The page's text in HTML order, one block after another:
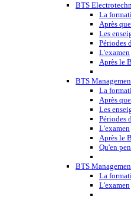
BTS
La
Après
Les
Périodes
L'examen
Après le
BTS
La
Après
Les
Périodes
L'examen
Après le
Qu'en
BTS
La
L'examen